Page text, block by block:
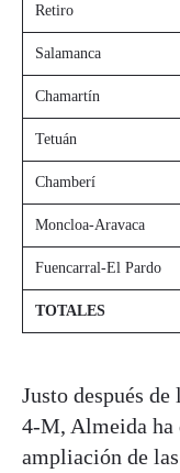
Retiro
Salamanca
Chamartín
Tetuán
Chamberí
Moncloa-Aravaca
Fuencarral-El Pardo
TOTALES
Justo después
4-M, Almeida ha
ampliación de